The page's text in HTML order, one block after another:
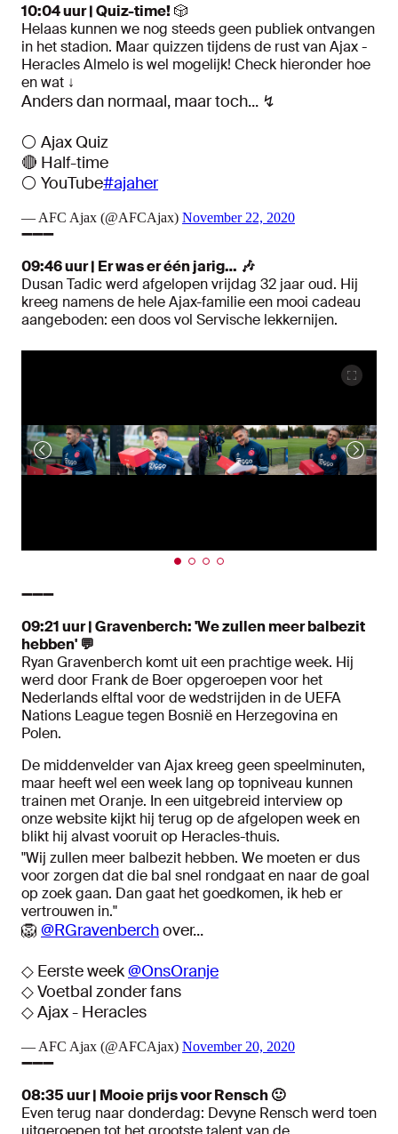
10:04 uur | Quiz-time!🎲
Helaas kunnen we nog steeds geen publiek ontvangen
in het stadion. Maar quizzen tijdens de rust van Ajax -
Heracles Almelo is wel mogelijk! Check hieronder hoe
en wat ↓
Anders dan normaal, maar toch... ↯
⚪️ Ajax Quiz
🔴 Half-time
⚪️ YouTube#ajaher
— AFC Ajax (@AFCAjax) November 22, 2020
➖➖➖
09:46 uur | Er was er één jarig… 🎶
Dusan Tadic werd afgelopen vrijdag 32 jaar oud. Hij
kreeg namens de hele Ajax-familie een mooi cadeau
aangeboden: een doos vol Servische lekkernijen.
➖➖➖
09:21 uur | Gravenberch: 'We zullen meer balbezit
hebben' 💬
Ryan Gravenberch komt uit een prachtige week. Hij
werd door Frank de Boer opgeroepen voor het
Nederlands elftal voor de wedstrijden in de UEFA
Nations League tegen Bosnië en Herzegovina en
Polen.
De middenvelder van Ajax kreeg geen speelminuten,
maar heeft wel een week lang op topniveau kunnen
trainen met Oranje. In een uitgebreid interview op
onze website kijkt hij terug op de afgelopen week en
blikt hij alvast vooruit op Heracles-thuis.
"Wij zullen meer balbezit hebben. We moeten er dus
voor zorgen dat die bal snel rondgaat en naar de goal
op zoek gaan. Dan gaat het goedkomen, ik heb er
vertrouwen in."
🦁 @RGravenberchover...
◇ Eerste week@OnsOranje
◇ Voetbal zonder fans
◇ Ajax - Heracles
— AFC Ajax (@AFCAjax) November 20, 2020
➖➖➖
08:35 uur | Mooie prijs voor Rensch 🙂
Even terug naar donderdag: Devyne Rensch werd toen